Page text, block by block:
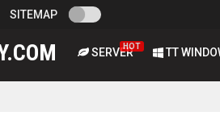
SITEMAP
SERVERHOT TT